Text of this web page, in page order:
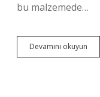
bu malzemede…
Devamını okuyun